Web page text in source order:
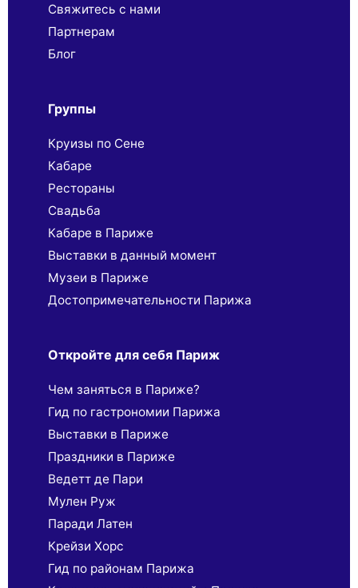
Свяжитесь с нами
Партнерaм
Блог
Группы
Круизы по Сене
Кабаре
Рестораны
Свадьба
Кабаре в Париже
Выставки в данный момент
Музеи в Париже
Достопримечательности Парижа
Откройте для себя Париж
Чем заняться в Париже?
Гид по гастрономии Парижа
Выставки в Париже
Праздники в Париже
Ведетт де Пари
Мулен Руж
Паради Латен
Крейзи Хорс
Гид по районам Парижа